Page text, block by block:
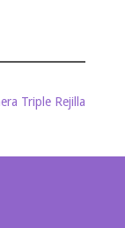
Triple Rejilla